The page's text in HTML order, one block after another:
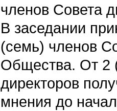
членов Совета
В заседании
(семь) членов
Общества. От 2
директоров
мнения до